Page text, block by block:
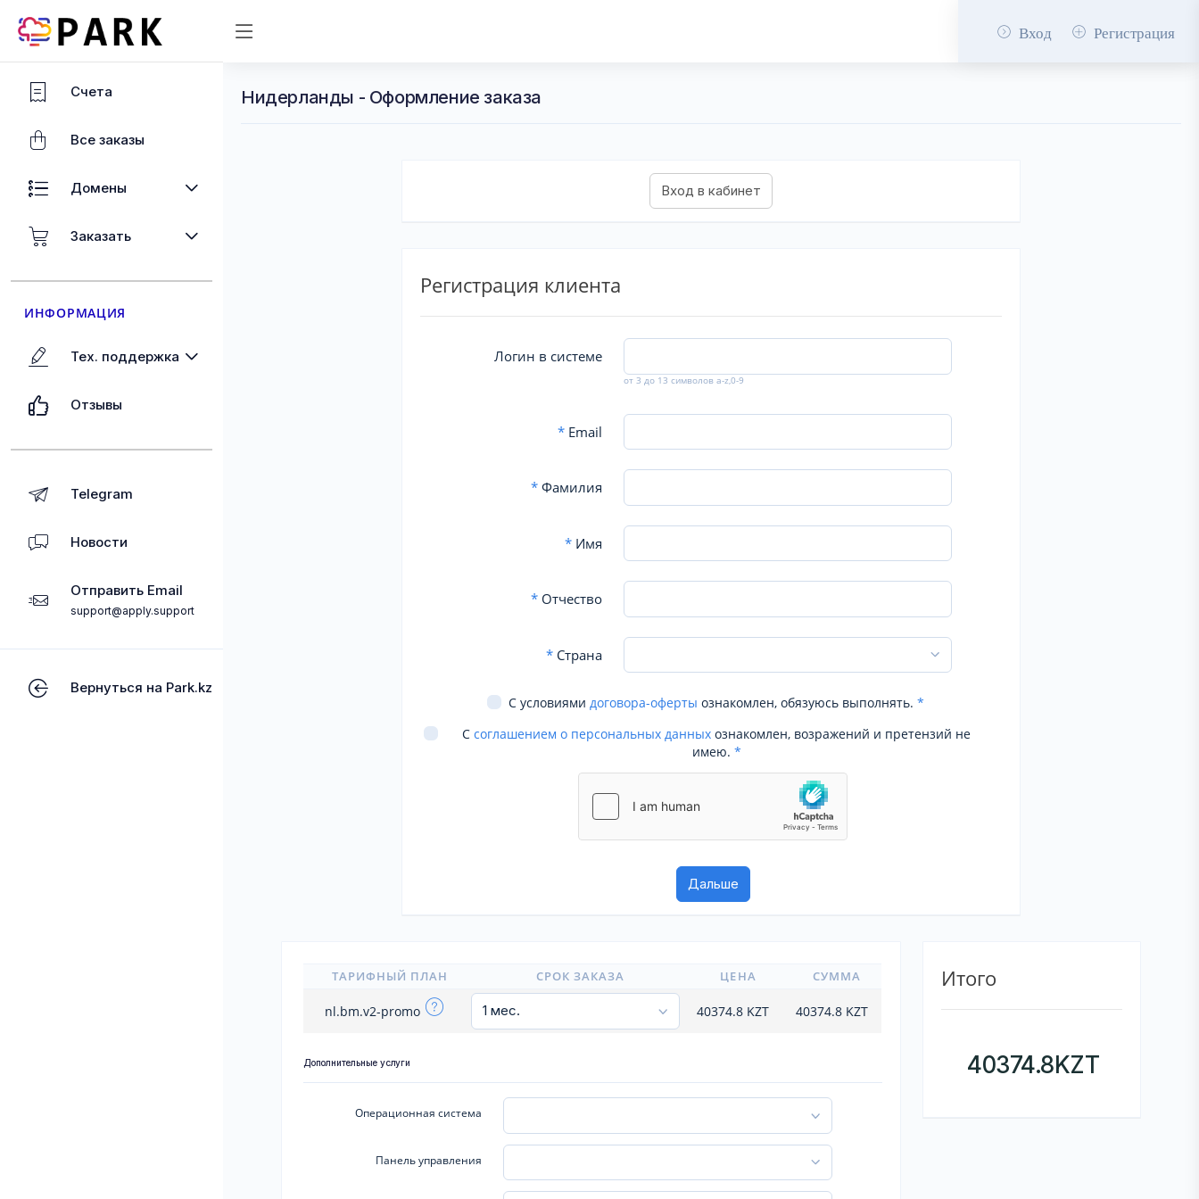
Вход Регистрация
Счета
Все заказы
Домены
Заказать
ИНФОРМАЦИЯ
Тех. поддержка
Отзывы
Telegram
Новости
Отправить Email
support@apply.support
Вернуться на Park.kz
Нидерланды - Оформление заказа
Регистрация клиента
Логин в системе
от 3 до 13 символов a-z,0-9
*Email
*Фамилия
*Имя
*Отчество
*Страна
С условиями договора-оферты ознакомлен, обязуюсь выполнять. *
С соглашением о персональных данных ознакомлен, возражений и претензий не
имею. *
ТАРИФНЫЙ ПЛАН СРОК ЗАКАЗА ЦЕНА СУММА
nl.bm.v2-promo 40374.8 KZT 40374.8KZT
Дополнительные услуги
Операционная система
Панель управления
Итого
40374.8KZT